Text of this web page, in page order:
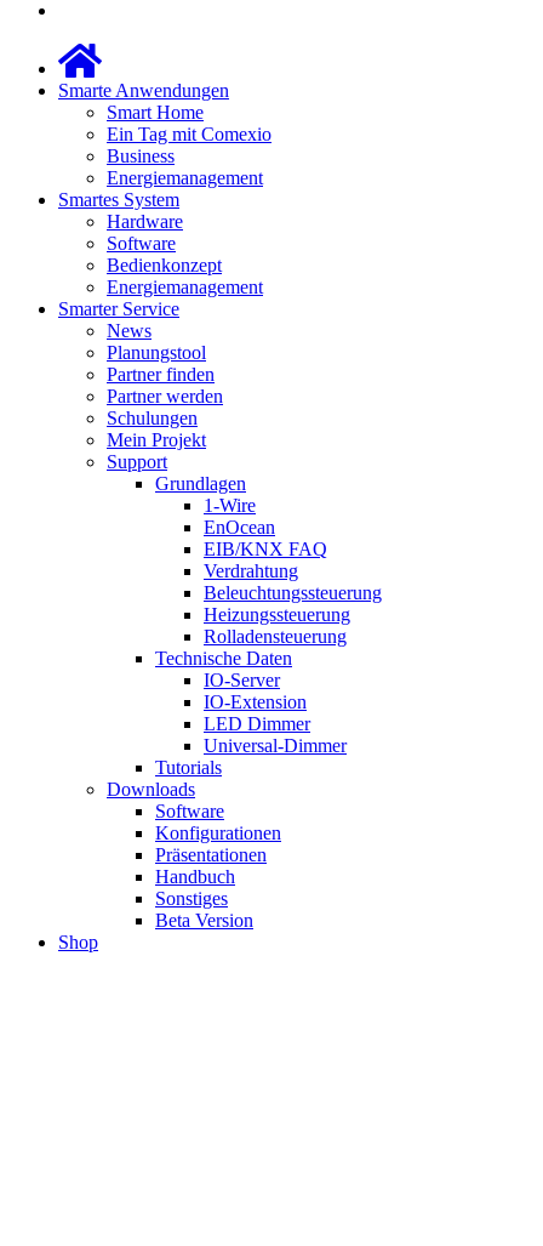
Smarte Anwendungen
Smart Home
Ein Tag mit Comexio
Business
Energiemanagement
Smartes System
Hardware
Software
Bedienkonzept
Energiemanagement
Smarter Service
News
Planungstool
Partner finden
Partner werden
Schulungen
Mein Projekt
Support
Grundlagen
1-Wire
EnOcean
EIB/KNX FAQ
Verdrahtung
Beleuchtungssteuerung
Heizungssteuerung
Rolladensteuerung
Technische Daten
IO-Server
IO-Extension
LED Dimmer
Universal-Dimmer
Tutorials
Downloads
Software
Konfigurationen
Präsentationen
Handbuch
Sonstiges
Beta Version
Shop